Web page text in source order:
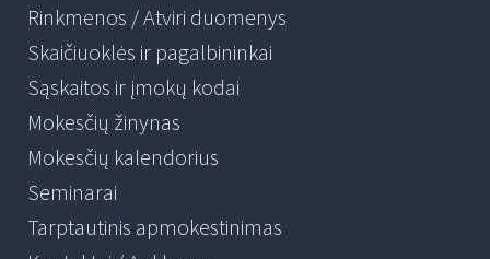
Rinkmenos / Atviri duomenys
Skaičiuoklės ir pagalbininkai
Sąskaitos ir įmokų kodai
Mokesčių žinynas
Mokesčių kalendorius
Seminarai
Tarptautinis apmokestinimas